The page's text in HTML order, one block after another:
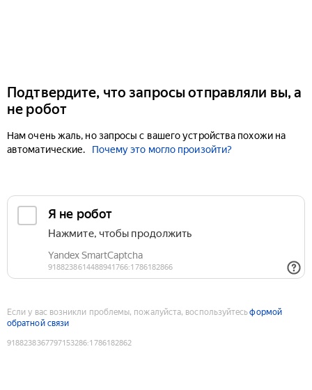
Подтвердите, что запросы отправляли вы, а
не робот
Нам очень жаль, но запросы с вашего устройства похожи на
автоматические.
Почему это могло произойти?
Если у вас возникли проблемы, пожалуйста, воспользуйтесьформой
обратной связи
9188238367797153286:1786182862